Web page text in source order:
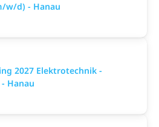
w/d) - Hanau
2027 Elektrotechnik -
Hanau